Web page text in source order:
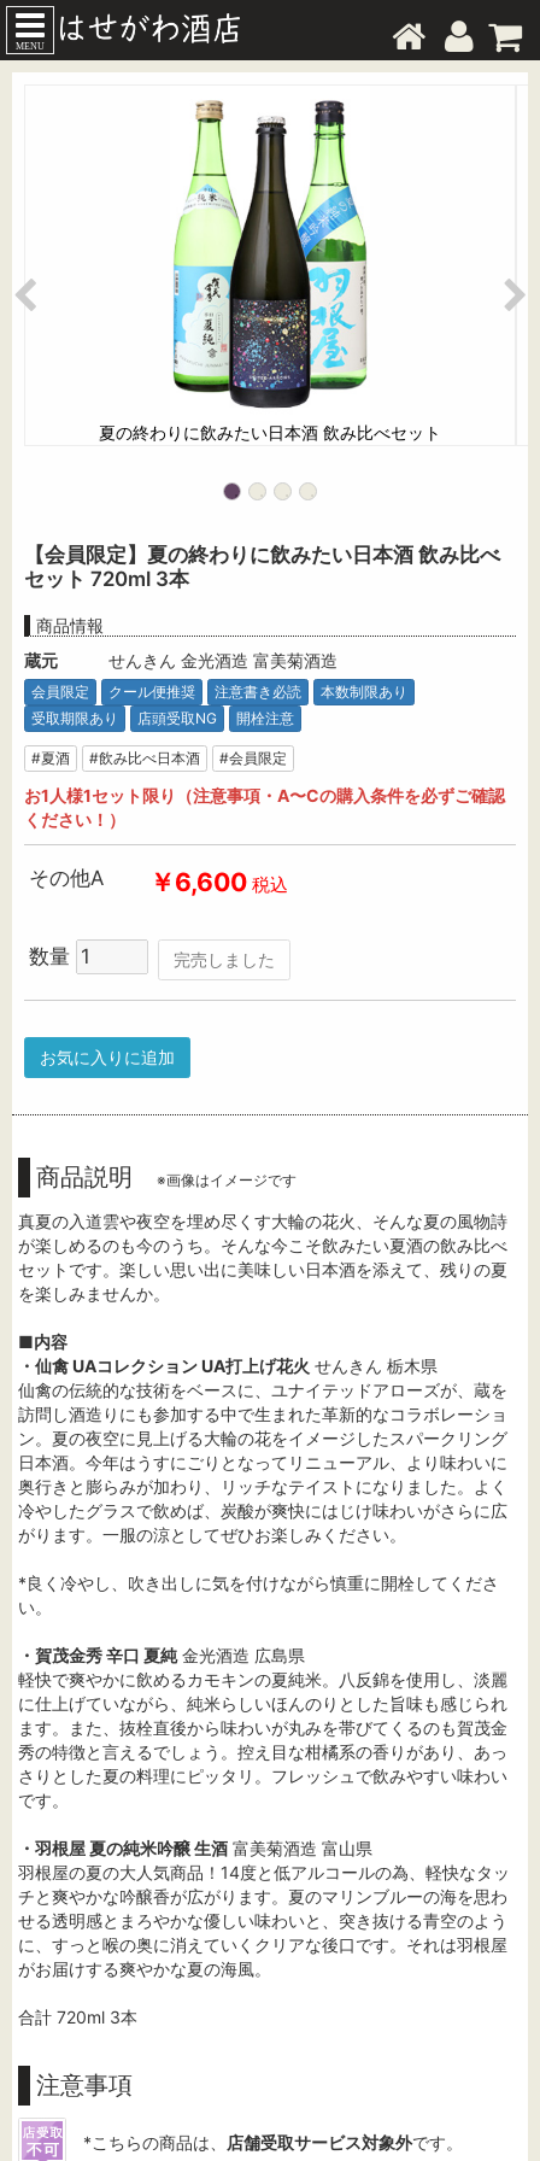
MENU
夏の終わりに飲みたい日本酒 飲み比べセット
【会員限定】夏の終わりに飲みたい日本酒 飲み比べ
セット 720ml 3本
商品情報
蔵元
せんきん 金光酒造 富美菊酒造
会員限定 クール便推奨 注意書き必読
本数制限あり
受取期限あり
店頭受取NG 開栓注意
#夏酒 #飲み比べ日本酒 #会員限定
お1人様1セット限り（注意事項・A〜Cの購入条件を必ずご確認
ください！）
その他A ￥6,600 税込
数量 完売しました
お気に入りに追加
商品説明 ※画像はイメージです
真夏の入道雲や夜空を埋め尽くす大輪の花火、そんな夏の風物詩
が楽しめるのも今のうち。そんな今こそ飲みたい夏酒の飲み比べ
セットです。楽しい思い出に美味しい日本酒を添えて、残りの夏
を楽しみませんか。
■内容
・仙禽 UAコレクション UA打上げ花火 せんきん 栃木県
仙禽の伝統的な技術をベースに、ユナイテッドアローズが、蔵を
訪問し酒造りにも参加する中で生まれた革新的なコラボレーショ
ン。夏の夜空に見上げる大輪の花をイメージしたスパークリング
日本酒。今年はうすにごりとなってリニューアル、より味わいに
奥行きと膨らみが加わり、リッチなテイストになりました。よく
冷やしたグラスで飲めば、炭酸が爽快にはじけ味わいがさらに広
がります。一服の涼としてぜひお楽しみください。
*良く冷やし、吹き出しに気を付けながら慎重に開栓してくださ
い。
・賀茂金秀 辛口 夏純金光酒造 広島県
軽快で爽やかに飲めるカモキンの夏純米。八反錦を使用し、淡麗
に仕上げていながら、純米らしいほんのりとした旨味も感じられ
ます。また、抜栓直後から味わいが丸みを帯びてくるのも賀茂金
秀の特徴と言えるでしょう。控え目な柑橘系の香りがあり、あっ
さりとした夏の料理にピッタリ。フレッシュで飲みやすい味わい
です。
・羽根屋 夏の純米吟醸 生酒 富美菊酒造 富山県
羽根屋の夏の大人気商品！14度と低アルコールの為、軽快なタッ
チと爽やかな吟醸香が広がります。夏のマリンブルーの海を思わ
せる透明感とまろやかな優しい味わいと、突き抜ける青空のよう
に、すっと喉の奥に消えていくクリアな後口です。それは羽根屋
がお届けする爽やかな夏の海風。
合計 720ml 3本
注意事項
*こちらの商品は、 店舗受取サービス対象外です。